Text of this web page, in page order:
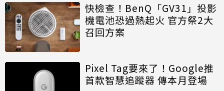
快檢查！BenQ「GV31」投影
機電池恐過熱起火 官方祭2大
召回方案
Pixel Tag要來了！Google推
首款智慧追蹤器 傳本月登場